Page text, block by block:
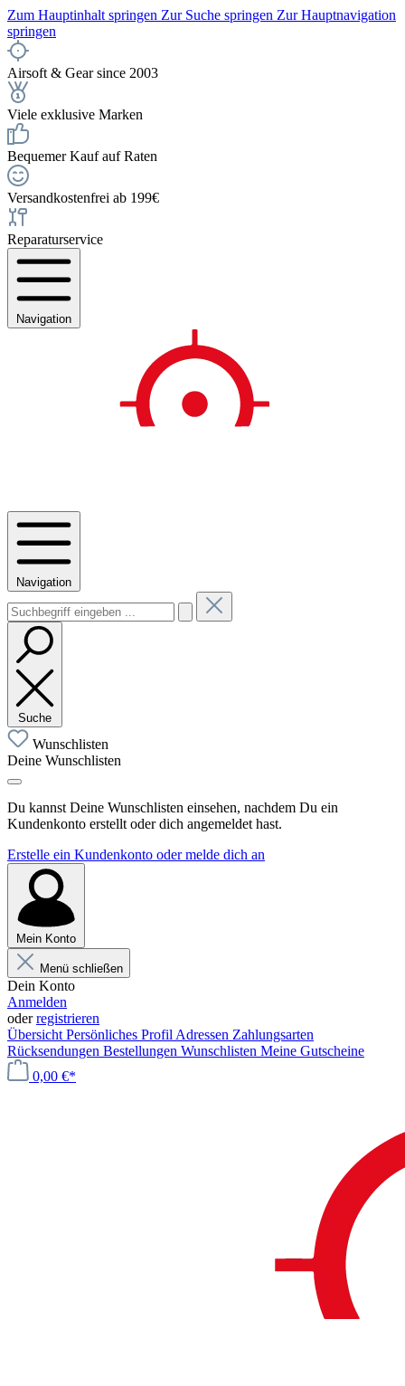
Zum Hauptinhalt springen Zur Suche springen Zur Hauptnavigation
springen
Airsoft & Gear since 2003
Viele exklusive Marken
Bequemer Kauf auf Raten
Versandkostenfrei ab 199€
Reparaturservice
Navigation
Navigation
Suche
Wunschlisten
Deine Wunschlisten
Du kannst Deine Wunschlisten einsehen, nachdem Du ein
Kundenkonto erstellt oder dich angemeldet hast.
Erstelle ein Kundenkonto oder melde dich an
Mein Konto
Menü schließen
Dein Konto
Anmelden
oderregistrieren
Übersicht Persönliches Profil Adressen Zahlungsarten
Rücksendungen Bestellungen Wunschlisten Meine Gutscheine
0,00 €*